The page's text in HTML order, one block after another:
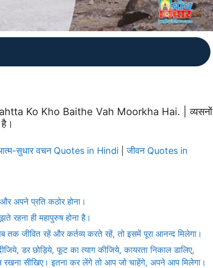
Ko Kho Baithe Vah Moorkha Hai. | व्यसनों
सुधार वचन Quotes in Hindi |जीवन Quotes in
अपने प्रति कठोर होना।
रहना ही महापुरुष होना है।
तक जीवित रहें और कर्तव्य करते रहें, तो इसमें पूरा आनन्द मिलेगा।
डर छोड़िये, फूट का त्याग कीजिये, कायरता निकाल डालिए,
रखना सीखिए। इतना कर लेंगे तो आप जो चाहेंगे, अपने आप मिलेगा।